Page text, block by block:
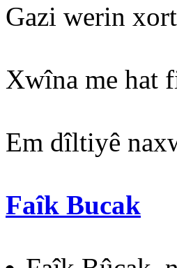
Gazi werin
Xwîna me hat
Em dîltiyê
Faîk Bucak